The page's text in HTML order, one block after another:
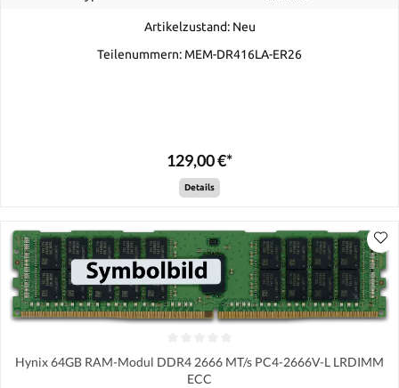
Artikelzustand: Neu
Teilenummern: MEM-DR416LA-ER26
129,00 €*
Details
Hynix 64GB RAM-Modul DDR4 2666 MT/s PC4-2666V-L LRDIMM
ECC